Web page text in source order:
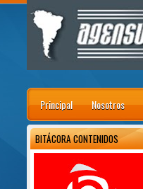
Principal Nosotros
BITÁCORA CONTENIDOS